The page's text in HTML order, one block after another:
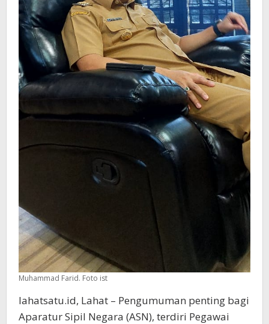
Muhammad Farid. Foto ist
lahatsatu.id, Lahat – Pengumuman penting bagi
Aparatur Sipil Negara (ASN), terdiri Pegawai